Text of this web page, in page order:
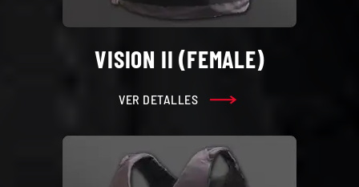
VISION II (FEMALE)
VER DETALLES